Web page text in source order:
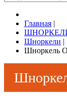
Главная |
Шноркели |
Шноркель